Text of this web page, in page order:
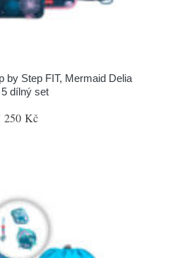
by Step FIT, Mermaid Delia
dílný set
250 Kč